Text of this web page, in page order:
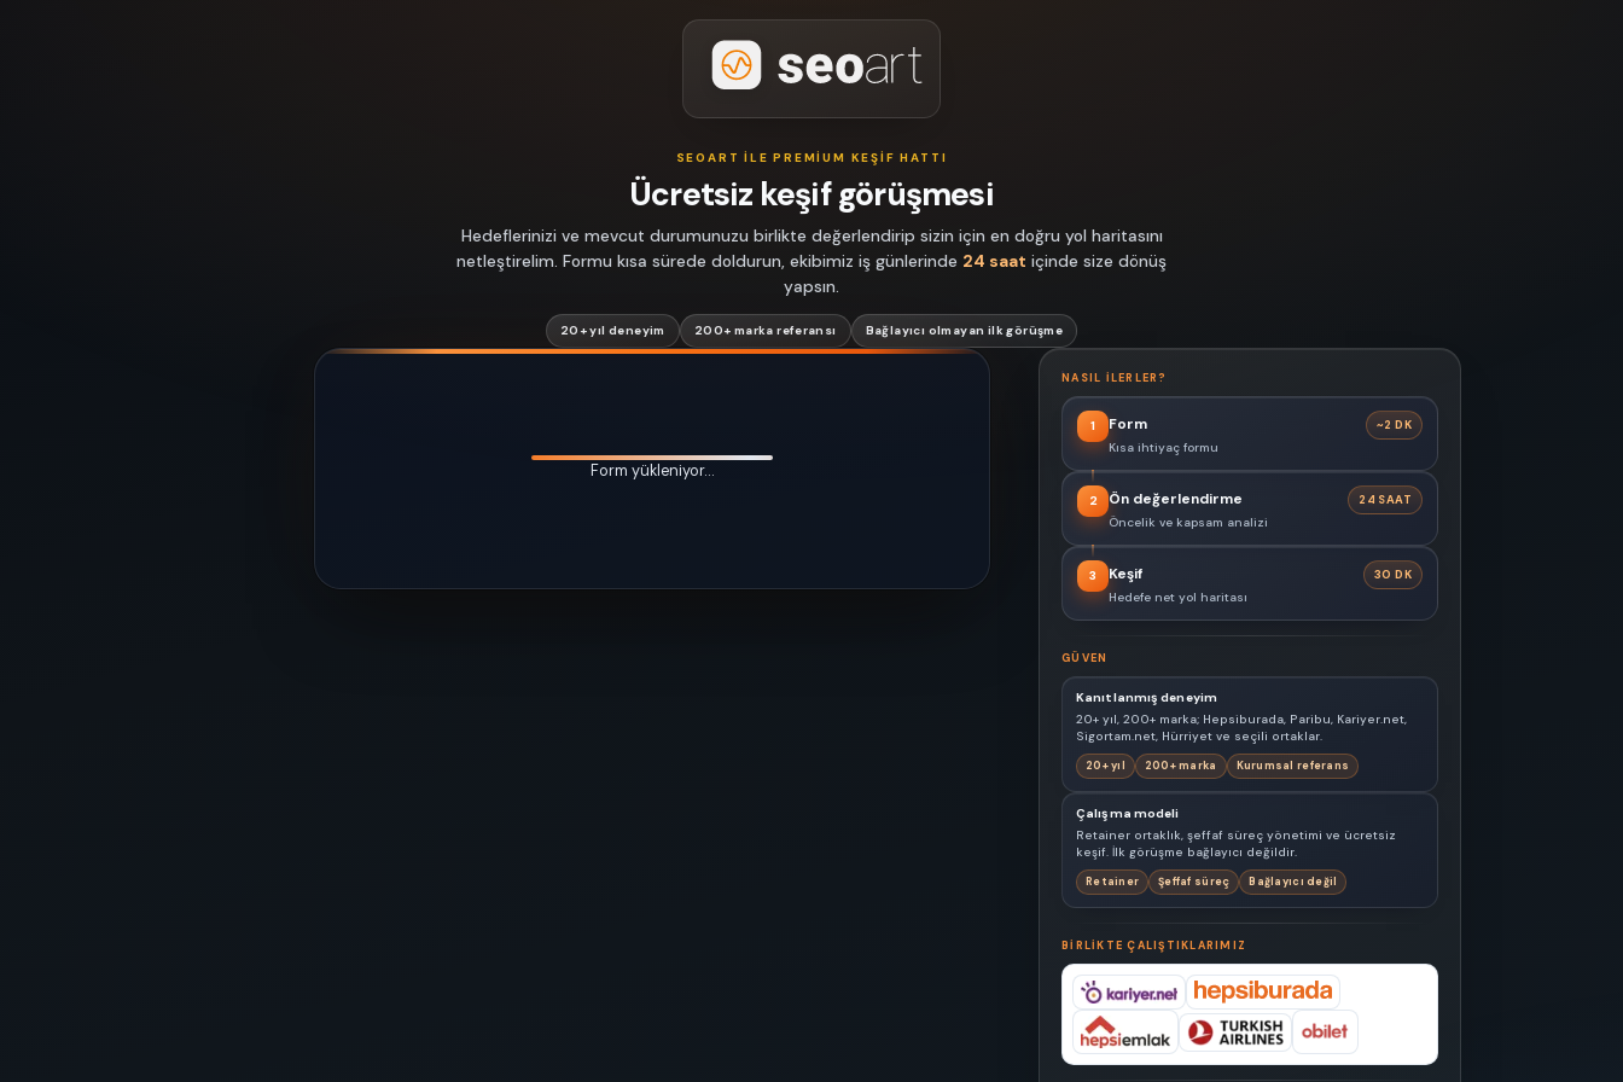
SEOART ILE PREMIUM KEŞIF HATTI
Ücretsiz keşif görüşmesi
Hedeflerinizi ve mevcut durumunuzu birlikte değerlendirip sizin için en doğru yol haritasını
netleştirelim. Formu kısa sürede doldurun, ekibimiz iş günlerinde 24 saat içinde size dönüş
yapsın.
20+ yıl deneyim 200+ marka referansı Bağlayıcı olmayan ilk görüşme
Form yükleniyor…
NASIL ILERLER?
1 Form ~2 DK
Kısa ihtiyaç formu
2 Ön değerlendirme 24 SAAT
Öncelik ve kapsam analizi
3 Keşif 30 DK
Hedefe net yol haritası
GÜVEN
Kanıtlanmış deneyim
20+ yıl, 200+ marka; Hepsiburada, Paribu, Kariyer.net,
Sigortam.net, Hürriyet ve seçili ortaklar.
20+ yıl 200+ marka Kurumsal referans
Çalışma modeli
Retainer ortaklık, şeffaf süreç yönetimi ve ücretsiz
keşif. İlk görüşme bağlayıcı değildir.
Retainer Şeffaf süreç Bağlayıcı değil
BIRLIKTE ÇALIŞTIKLARIMIZ